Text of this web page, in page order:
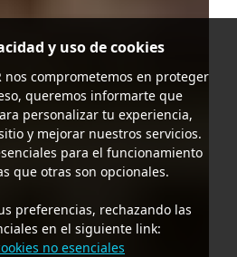
y uso de cookies
nos comprometemos en proteger
queremos informarte que
personalizar tu experiencia,
y mejorar nuestros servicios.
para el funcionamiento
que otras son opcionales.
preferencias, rechazando las
en el siguiente link:
no esenciales